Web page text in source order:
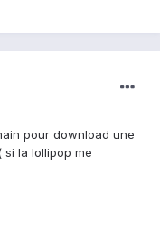
pour download une
si la lollipop me